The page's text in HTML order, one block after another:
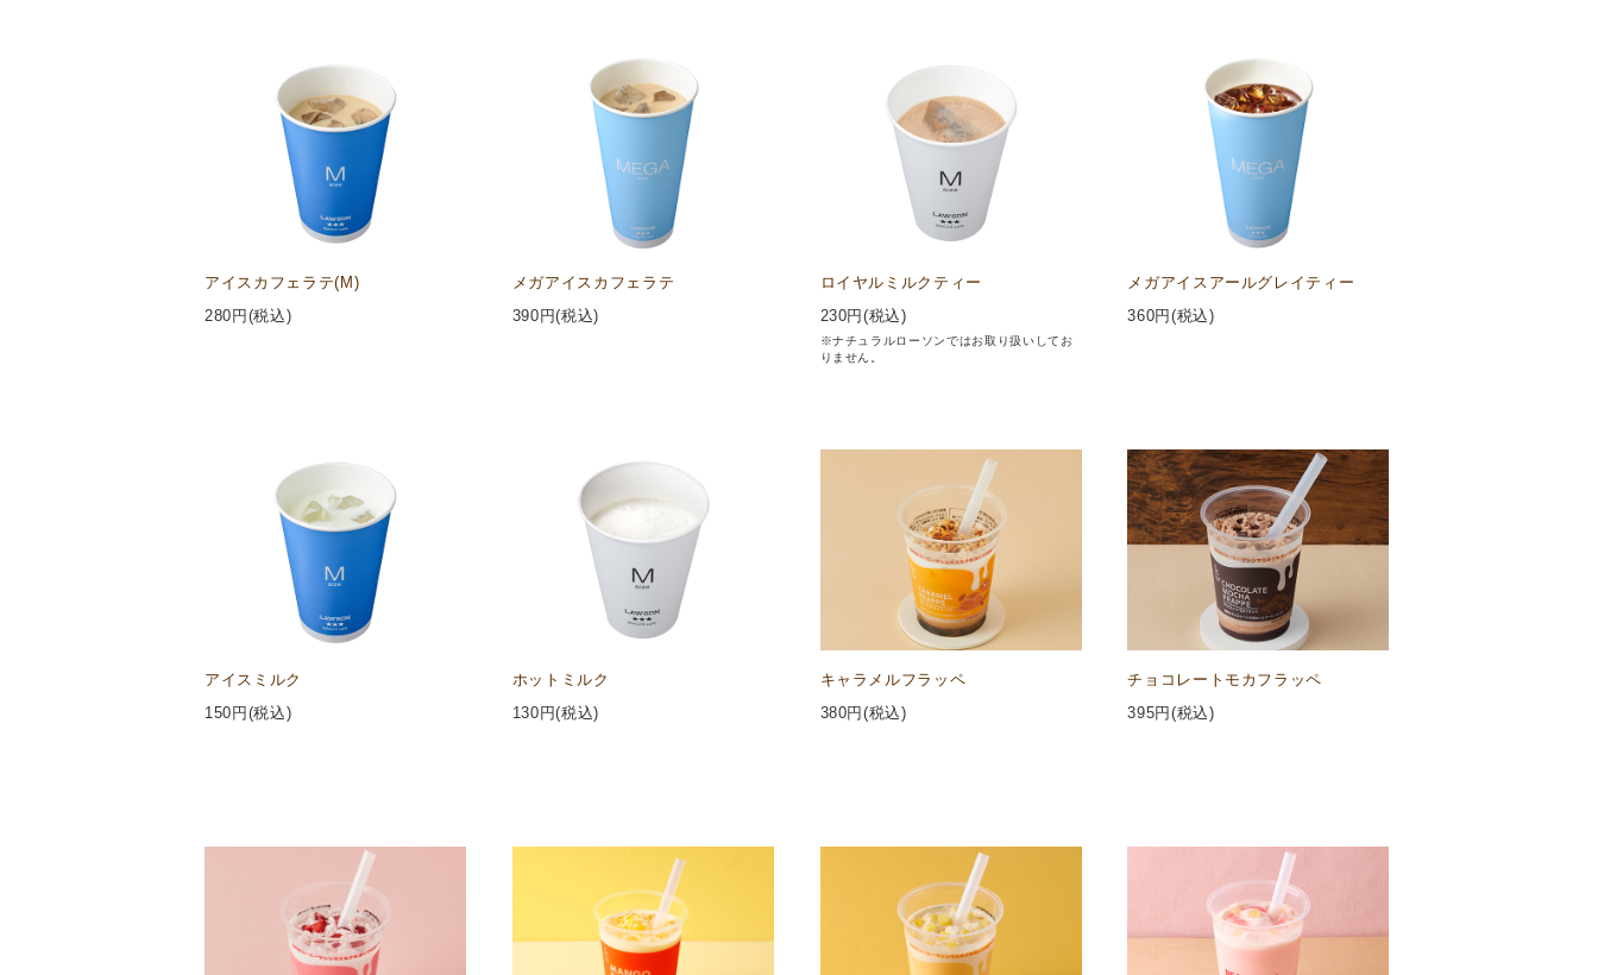
アイスカフェラテ(M)
280 円(税込)
メガアイスカフェラテ
390 円(税込)
ロイヤルミルクティー
230円(税込)
※ナチュラルローソンではお取り扱いしてお
りません。
メガアイスアールグレイティー
360円(税込)
アイスミルク
150 円(税込)
ホットミルク
130 円(税込)
キャラメルフラッペ
380円(税込)
チョコレートモカフラッペ
395円(税込)